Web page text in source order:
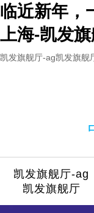
临近新年，
上海-凯发
凯发旗舰厅-ag凯发旗舰
凯发旗舰厅-ag
凯发旗舰厅